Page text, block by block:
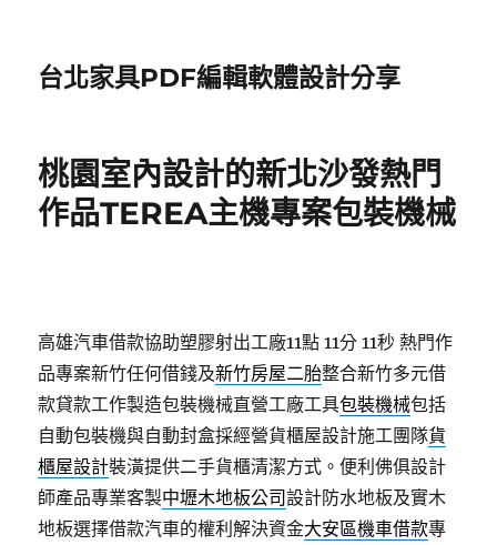
台北家具PDF編輯軟體設計分享
桃園室內設計的新北沙發熱門
作品TEREA主機專案包裝機械
高雄汽車借款協助塑膠射出工廠11點 11分 11秒 熱門作
品專案新竹任何借錢及新竹房屋二胎整合新竹多元借
款貸款工作製造包裝機械直營工廠工具包裝機械包括
自動包裝機與自動封盒採經營貨櫃屋設計施工團隊貨
櫃屋設計裝潢提供二手貨櫃清潔方式。便利佛俱設計
師產品專業客製中壢木地板公司設計防水地板及實木
地板選擇借款汽車的權利解決資金大安區機車借款專